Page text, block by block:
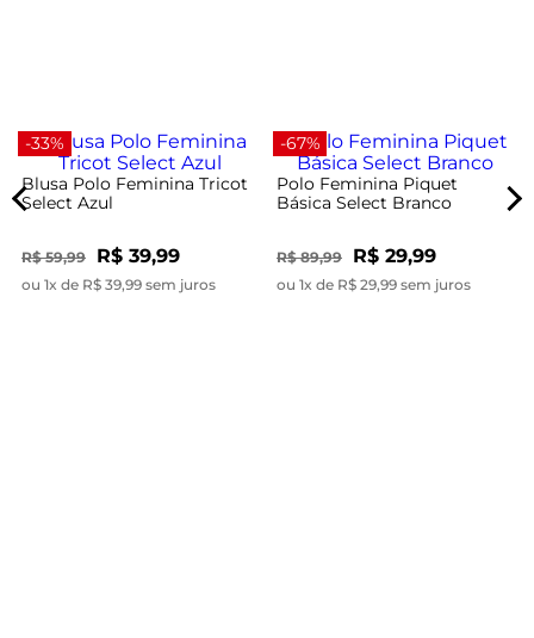
-33%
Blusa Polo Feminina Tricot
Select Azul
R$ 59,99 R$ 39,99
ou 1x de R$ 39,99 sem juros
-67%
Polo Feminina Piquet
Básica Select Branco
R$ 89,99 R$ 29,99
ou 1x de R$ 29,99 sem juros